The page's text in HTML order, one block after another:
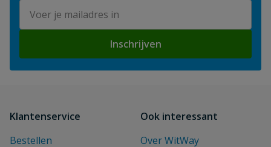
Inschrijven
Klantenservice
Bestellen
Ook interessant
Over WitWay